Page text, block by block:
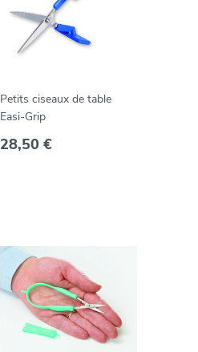
Petits ciseaux de table
Easi-Grip
28,50 €